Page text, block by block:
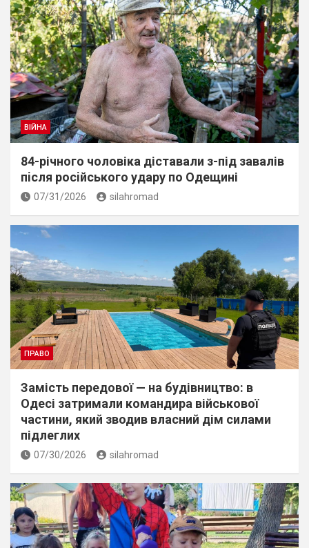
ВІЙНА
84-річного чоловіка діставали з-під завалів
пiсля росiйського удару по Одещині
07/31/2026 silahromad
ПРАВО
Замість передової — на будівництво: в
Одесі затримали командира військової
частини, який зводив власний дім силами
підлеглих
07/30/2026 silahromad